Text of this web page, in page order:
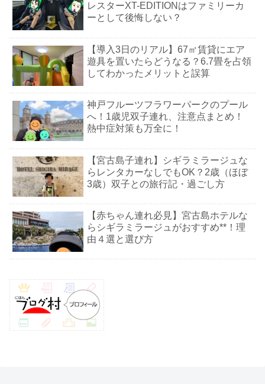
レスターXT-EDITIONはファミリーカ
ーとして後悔しない？
【導入3日のリアル】67㎡賃貸にエア
遊具を置いたらどうなる？6.7畳を占領
してわかったメリットと誤算
神戸フルーツフラワーパークのプール
へ！1歳児双子連れ、注意点まとめ！
熱中症対策も万全に！
【宮古島子連れ】シギラミラージュな
らレンタカーなしでもOK？2歳（ほぼ
3歳）双子との旅行記・過ごし方
【赤ちゃん連れ必見】宮古島ホテルな
らシギラミラージュがおすすめ**！理
由４選と選び方